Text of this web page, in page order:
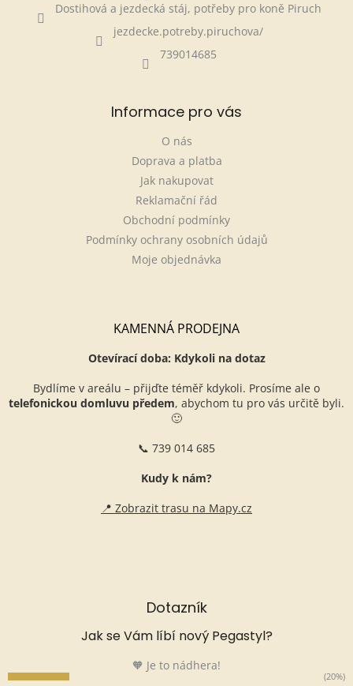
Dostihová a jezdecká stáj, potřeby pro koně Piruch
jezdecke.potreby.piruchova/
739014685
Informace pro vás
O nás
Doprava a platba
Jak nakupovat
Reklamační řád
Obchodní podmínky
Podmínky ochrany osobních údajů
Moje objednávka
KAMENNÁ PRODEJNA
Otevírací doba: Kdykoli na dotaz
Bydlíme v areálu – přijďte téměř kdykoli. Prosíme ale o
telefonickou domluvu předem, abychom tu pro vás určitě byli.
🙂
📞 739 014 685
Kudy k nám?
📍 Zobrazit trasu na Mapy.cz
Dotazník
Jak se Vám líbí nový Pegastyl?
🧡 Je to nádhera!
(20%)